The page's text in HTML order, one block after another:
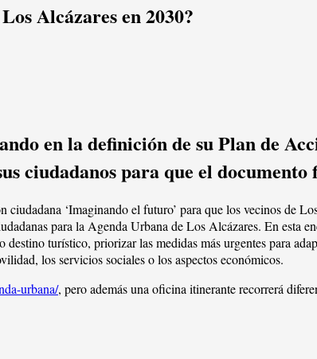
Alcázares en 2030?
en la definición de su Plan de
ciudadanos para que el
‘Imaginando el futuro’ para que los vecinos de
para la Agenda Urbana de Los Alcázares. En esta
turístico, priorizar las medidas más urgentes para
los servicios sociales o los aspectos económicos.
urbana/, pero además una oficina itinerante recorrerá